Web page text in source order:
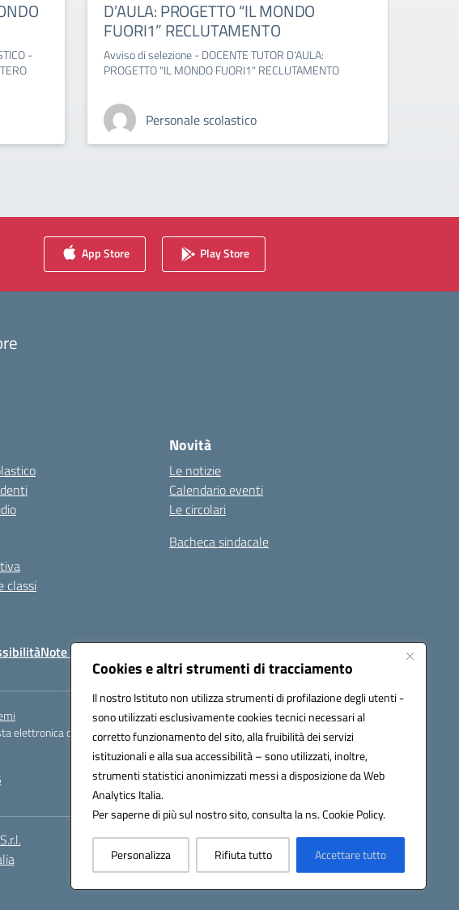
Cookies e altri strumenti di tracciamento
Il nostro Istituto non utilizza strumenti di profilazione degli utenti -
sono utilizzati esclusivamente cookies tecnici necessari al
corretto funzionamento del sito, alla fruibilità dei servizi
istituzionali e alla sua accessibilità – sono utilizzati, inoltre,
strumenti statistici anonimizzati messi a disposizione da Web
Analytics Italia.
Per saperne di più sul nostro sito, consulta la ns. Cookie Policy.
Personalizza Rifiuta tutto Accettare tutto
-
D’AULA: PROGETTO “IL MONDO
FUORI1” RECLUTAMENTO
Avviso di selezione - DOCENTE TUTOR D'AULA:
PROGETTO "IL MONDO FUORI1" RECLUTAMENTO
Personale scolastico
App Store Play Store
classi
Novità
Le notizie
Calendario eventi
Le circolari
Bacheca sindacale
Note legali Seguici su:
elettronica certificata (PEC):tpis002005@pec.istruzione.it